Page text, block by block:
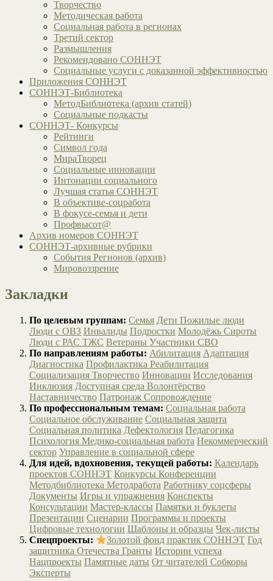
Творчество
Методическая работа
Социальная работа в регионах
Третий сектор
Размышления
Рекомендовано СОННЭТ
Социальные услуги с доказанной эффективностью
Приложения СОННЭТ
СОННЭТ-Библиотека
МетодБиблиотека (архив статей)
Социальные подкасты
СОННЭТ- Конкурсы
Рейтинги
Символ года
МираТворец
Социальные инновации
Интонации социального
Лучшая статья СОННЭТ
В объективе-соцработа
В фокусе-семья и дети
Профвысот@
Архив номеров СОННЭТ
СОННЭТ-архивные рубрики
События Регионов (архив)
Мировоззрение
Закладки
По целевым группам: Семья Дети Пожилые люди
Люди с ОВЗ Инвалиды Подростки Молодёжь Сироты
Люди с РАС ТЖС Ветераны Участники СВО
По направлениям работы: Абилитация Адаптация
Диагностика Профилактика Реабилитация
Социализация Творчество Инновации Исследования
Инклюзия Доступная среда Волонтёрство
Наставничество Патронаж Сопровождение
По профессиональным темам: Социальная работа
Социальное обслуживание Социальная защита
Социальная политика Дефектология Педагогика
Психология Медико-социальная работа Некоммерческий
сектор Управление в социальной сфере
Для идей, вдохновения, текущей работы: Календарь
проектов СОННЭТ Конкурсы Конференции
Методбиблиотека Методработа Работнику соцсферы
Документы Игры и упражнения Конспекты
Консультации Мастер-классы Памятки и буклеты
Презентации Сценарии Программы и проекты
Цифровые технологии Шаблоны и образцы Чек-листы
Спецпроекты:
Золотой фонд практик СОННЭТ Год
защитника Отечества Гранты Истории успеха
Нацпроекты Памятные даты От читателей Собкоры
Эксперты